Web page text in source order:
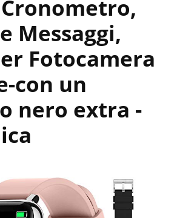
Messaggi,
Fotocamera
con un
nero extra -